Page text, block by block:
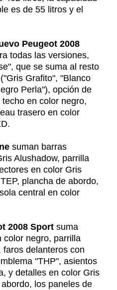
es de 55 litros y el
Peugeot 2008
todas las versiones,
que se suma al resto
Grafito", "Blanco
Perla"), opción de
en color negro,
trasero en color
suman barras
Alushadow, parrilla
en color Gris
plancha de abordo,
central en color
2008 Sport suma
color negro, parrilla
delanteros con
"THP", asientos
y detalles en color Gris
los paneles de